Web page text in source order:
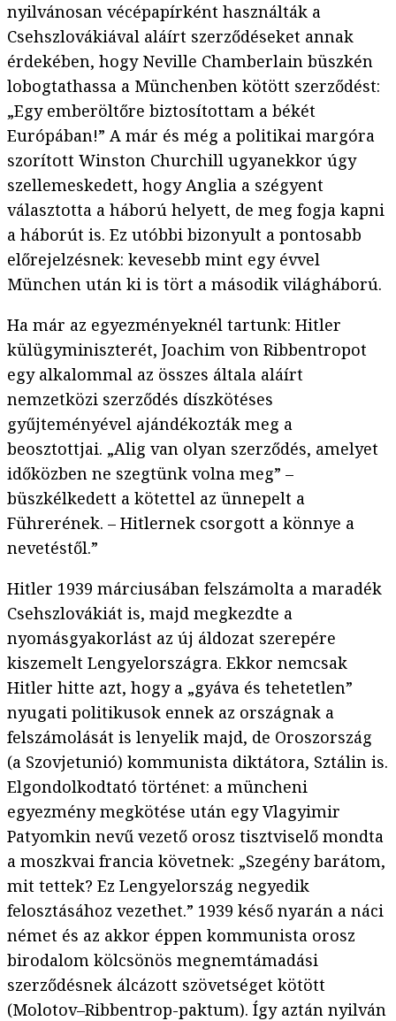
nyilvánosan vécépapírként használták a
Csehszlovákiával aláírt szerződéseket annak
érdekében, hogy Neville Chamberlain büszkén
lobogtathassa a Münchenben kötött szerződést:
„Egy emberöltőre biztosítottam a békét
Európában!” A már és még a politikai margóra
szorított Winston Churchill ugyanekkor úgy
szellemeskedett, hogy Anglia a szégyent
választotta a háború helyett, de meg fogja kapni
a háborút is. Ez utóbbi bizonyult a pontosabb
előrejelzésnek: kevesebb mint egy évvel
München után ki is tört a második világháború.
Ha már az egyezményeknél tartunk: Hitler
külügyminiszterét, Joachim von Ribbentropot
egy alkalommal az összes általa aláírt
nemzetközi szerződés díszkötéses
gyűjteményével ajándékozták meg a
beosztottjai. „Alig van olyan szerződés, amelyet
időközben ne szegtünk volna meg” –
büszkélkedett a kötettel az ünnepelt a
Führerének. – Hitlernek csorgott a könnye a
nevetéstől.”
Hitler 1939 márciusában felszámolta a maradék
Csehszlovákiát is, majd megkezdte a
nyomásgyakorlást az új áldozat szerepére
kiszemelt Lengyelországra. Ekkor nemcsak
Hitler hitte azt, hogy a „gyáva és tehetetlen”
nyugati politikusok ennek az országnak a
felszámolását is lenyelik majd, de Oroszország
(a Szovjetunió) kommunista diktátora, Sztálin is.
Elgondolkodtató történet: a müncheni
egyezmény megkötése után egy Vlagyimir
Patyomkin nevű vezető orosz tisztviselő mondta
a moszkvai francia követnek: „Szegény barátom,
mit tettek? Ez Lengyelország negyedik
felosztásához vezethet.” 1939 késő nyarán a náci
német és az akkor éppen kommunista orosz
birodalom kölcsönös megnemtámadási
szerződésnek álcázott szövetséget kötött
(Molotov–Ribbentrop-paktum). Így aztán nyilván